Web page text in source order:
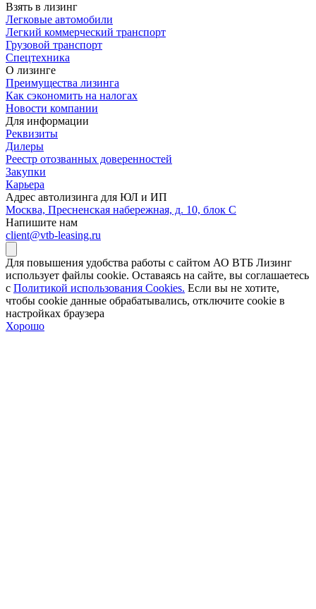
Взять в лизинг
Легковые автомобили
Легкий коммерческий транспорт
Грузовой транспорт
Спецтехника
О лизинге
Преимущества лизинга
Как сэкономить на налогах
Новости компании
Для информации
Реквизиты
Дилеры
Реестр отозванных доверенностей
Закупки
Карьера
Адрес автолизинга для ЮЛ и ИП
Москва, Пресненская набережная, д. 10, блок С
Напишите нам
client@vtb-leasing.ru
Для повышения удобства работы с сайтом АО ВТБ Лизинг
использует файлы cookie. Оставаясь на сайте, вы соглашаетесь
с Политикой использования Cookies. Если вы не хотите,
чтобы сookie данные обрабатывались, отключите cookie в
настройках браузера
Хорошо